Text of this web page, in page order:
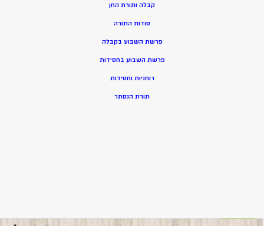
קבלה ותורת החן
סודות התורה
פרשת השבוע בקבלה
פרשת השבוע בחסידות
רוחניות וחסידות
תורת הנסתר